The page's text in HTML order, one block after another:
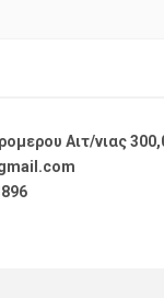
Αιτ/νιας